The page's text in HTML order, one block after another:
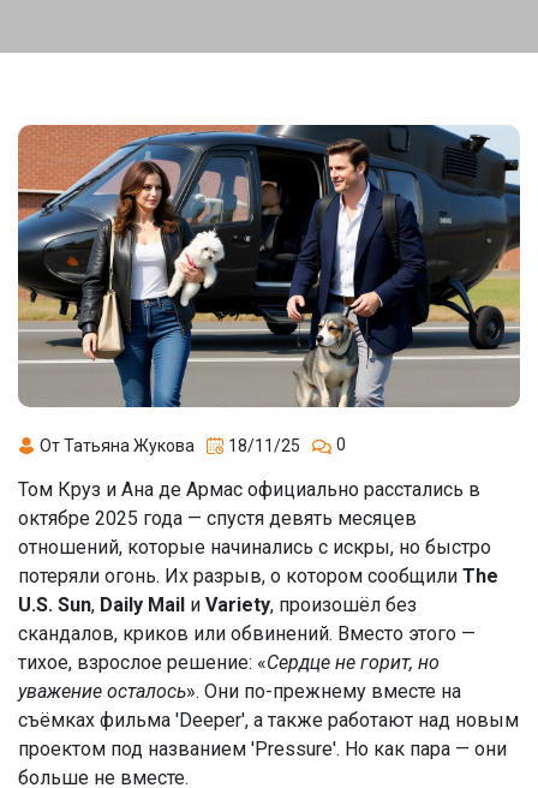
От Татьяна Жукова 18/11/25 0
Том Круз и Ана де Армас официально расстались в
октябре 2025 года — спустя девять месяцев
отношений, которые начинались с искры, но быстро
потеряли огонь. Их разрыв, о котором сообщили The
U.S. Sun, Daily Mail и Variety, произошёл без
скандалов, криков или обвинений. Вместо этого —
тихое, взрослое решение: «Сердце не горит, но
уважение осталось». Они по-прежнему вместе на
съёмках фильма 'Deeper', а также работают над новым
проектом под названием 'Pressure'. Но как пара — они
больше не вместе.